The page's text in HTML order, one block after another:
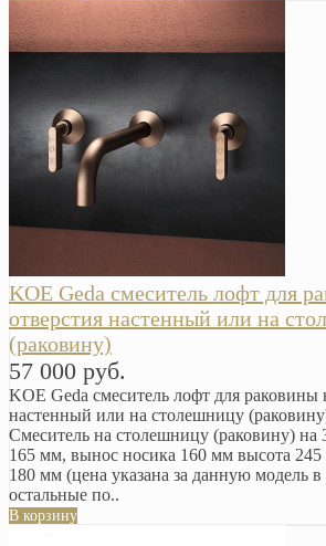
KOE Geda смеситель лофт для
отверстия настенный или на
(раковину)
57 000 руб.
KOE Geda смеситель лофт для раковины
настенный или на столешницу
Смеситель на столешницу (раковину) на
165 мм, вынос носика 160 мм высота
180 мм (цена указана за данную модель в
остальные по..
В корзину